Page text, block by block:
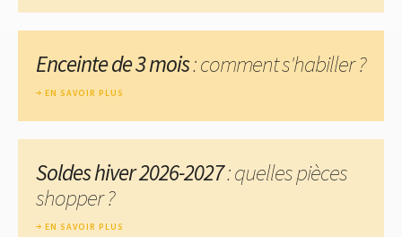
Enceinte de 3 mois: comment s'habiller ?
EN SAVOIR PLUS
Soldes hiver 2026-2027: quelles pièces
shopper ?
EN SAVOIR PLUS